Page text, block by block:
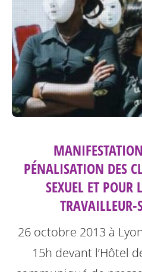
PÉNALISATION DES
SEXUEL ET POUR
TRAVAILLEUR-
26 octobre 2013 à
15h devant l’Hôtel